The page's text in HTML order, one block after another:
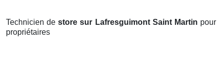
Technicien destore sur Lafresguimont Saint Martin pour
propriétaires